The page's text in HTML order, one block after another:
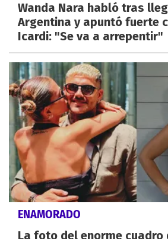
Wanda Nara habló tras
Argentina y apuntó fuerte
Icardi: "Se va a arrepentir"
ENAMORADO
La foto del enorme cuadro